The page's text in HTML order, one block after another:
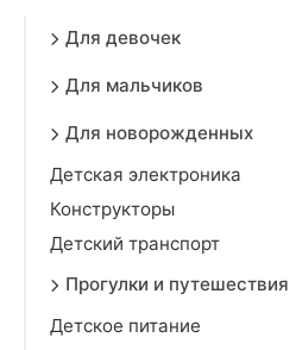
Для девочек
Для мальчиков
Для новорожденных
Детская электроника
Конструкторы
Детский транспорт
Прогулки и путешествия
Детское питание